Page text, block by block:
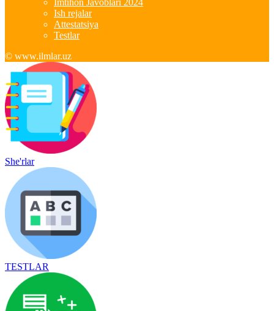
Ish rejalar
Attestatsiya
Testlar
© www.ilmlar.uz
She'rlar
TESTLAR